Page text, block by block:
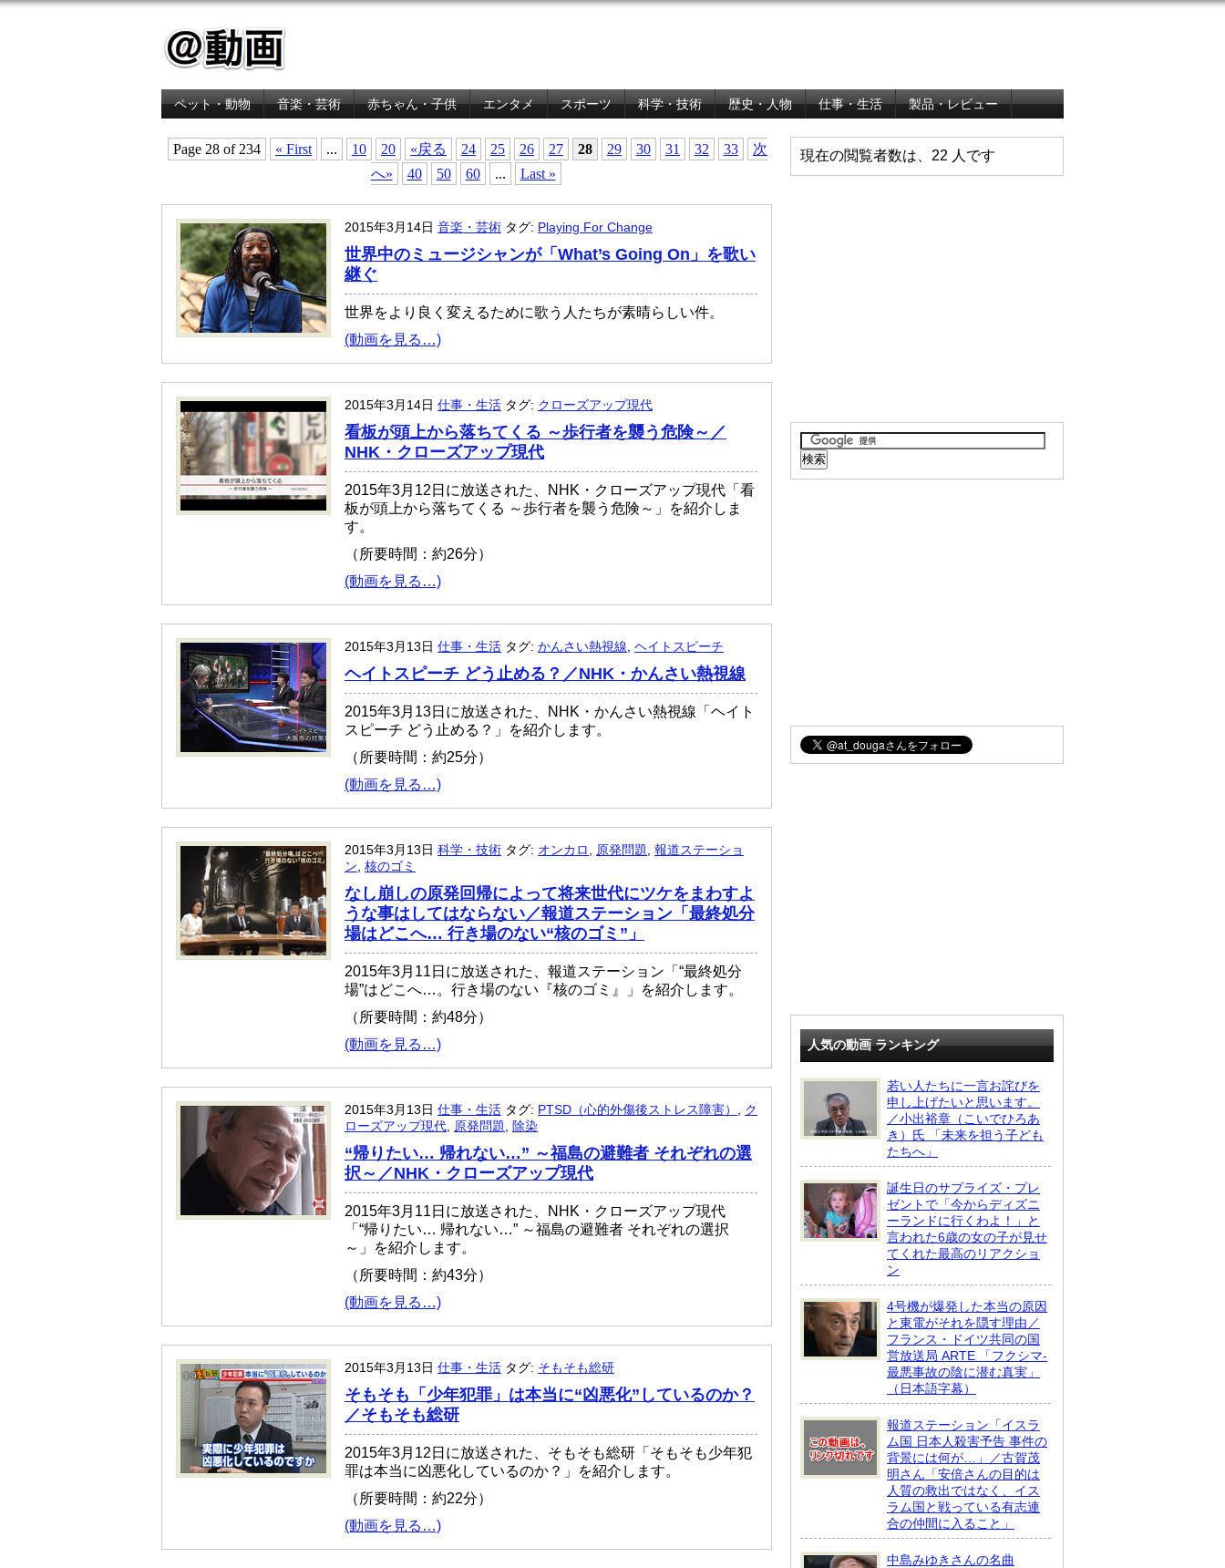
ペット・動物 音楽・芸術 赤ちゃん・子供 エンタメ スポーツ 科学・技術 歴史・人物 仕事・生活
製品・レビュー
Page 28 of 234 « First ... 10 20 «戻る 24 25 26 27 28 29 30 31 32 33
次
へ»
40 50 60 ... Last »
2015年3月14日 音楽・芸術 タグ: Playing For Change
世界中のミュージシャンが「What’s Going On」を歌い
継ぐ
世界をより良く変えるために歌う人たちが素晴らしい件。
(動画を見る…)
2015年3月14日 仕事・生活 タグ: クローズアップ現代
看板が頭上から落ちてくる ～歩行者を襲う危険～／
NHK・クローズアップ現代
2015年3月12日に放送された、NHK・クローズアップ現代「看
板が頭上から落ちてくる ～歩行者を襲う危険～」を紹介しま
す。
（所要時間：約26分）
(動画を見る…)
2015年3月13日 仕事・生活 タグ: かんさい熱視線 ヘイトスピーチ
ヘイトスピーチ どう止める？／NHK・かんさい熱視線
2015年3月13日に放送された、NHK・かんさい熱視線「ヘイト
スピーチ どう止める？」を紹介します。
（所要時間：約25分）
(動画を見る…)
2015年3月13日 科学・技術 タグ: オンカロ 原発問題 報道ステーショ
ン 核のゴミ
なし崩しの原発回帰によって将来世代にツケをまわすよ
うな事はしてはならない／報道ステーション「最終処分
場はどこへ… 行き場のない“核のゴミ”」
2015年3月11日に放送された、報道ステーション「“最終処分
場”はどこへ…。行き場のない『核のゴミ』」を紹介します。
（所要時間：約48分）
(動画を見る…)
2015年3月13日 仕事・生活 タグ: PTSD（心的外傷後ストレス障害）
ク
ローズアップ現代
原発問題 除染
“帰りたい… 帰れない…” ～福島の避難者 それぞれの選
択～／NHK・クローズアップ現代
2015年3月11日に放送された、NHK・クローズアップ現代
「“帰りたい… 帰れない…” ～福島の避難者 それぞれの選択
～」を紹介します。
（所要時間：約43分）
(動画を見る…)
2015年3月13日 仕事・生活 タグ: そもそも総研
そもそも「少年犯罪」は本当に“凶悪化”しているのか？
／そもそも総研
2015年3月12日に放送された、そもそも総研「そもそも少年犯
罪は本当に凶悪化しているのか？」を紹介します。
（所要時間：約22分）
(動画を見る…)
現在の閲覧者数は、22 人です
人気の動画 ランキング
若い人たちに一言お詫びを
申し上げたいと思います。
／小出裕章（こいでひろあ
き）氏 「未来を担う子ども
たちへ」
誕生日のサプライズ・プレ
ゼントで「今からディズニ
ーランドに行くわよ！」と
言われた6歳の女の子が見せ
てくれた最高のリアクショ
ン
4号機が爆発した本当の原因
と東電がそれを隠す理由／
フランス・ドイツ共同の国
営放送局 ARTE 「フクシマ-
最悪事故の陰に潜む真実」
（日本語字幕）
報道ステーション「イスラ
ム国 日本人殺害予告 事件の
背景には何が…」／古賀茂
明さん「安倍さんの目的は
人質の救出ではなく、イス
ラム国と戦っている有志連
合の仲間に入ること」
中島みゆきさんの名曲